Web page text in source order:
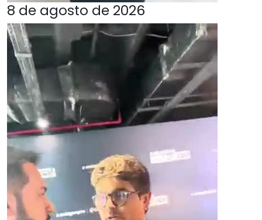
8 de agosto de 2026